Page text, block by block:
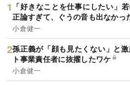
「好きなことを仕事にしたい」
正論すぎて、ぐうの音も出なかっ
小倉健一
孫正義が「顔も見たくない」と
ト事業責任者に抜擢したワケ
小倉健一